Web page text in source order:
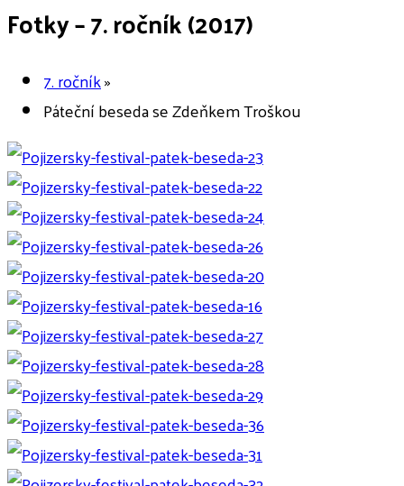
Fotky – 7. ročník (2017)
7. ročník»
Páteční beseda se Zdeňkem Troškou